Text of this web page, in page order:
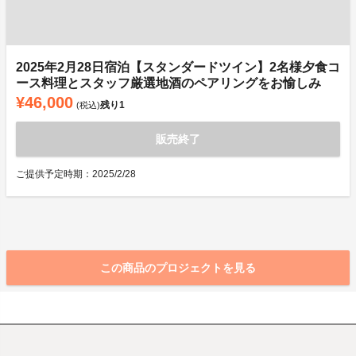
2025年2月28日宿泊【スタンダードツイン】2名様夕食コ
ース料理とスタッフ厳選地酒のペアリングをお愉しみ
¥46,000 (税込)残り1
販売終了
ご提供予定時期：2025/2/28
この商品のプロジェクトを見る